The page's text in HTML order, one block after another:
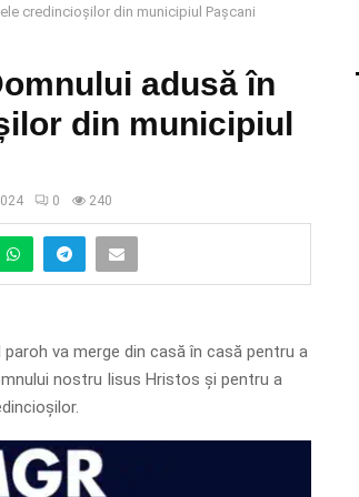
credincioșilor din municipiul Pașcani
adusă în
din municipiul
0 240
va merge din casă în casă pentru a
nostru Iisus Hristos și pentru a